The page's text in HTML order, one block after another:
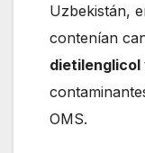
Uzbekistán,
contenían
OMS.